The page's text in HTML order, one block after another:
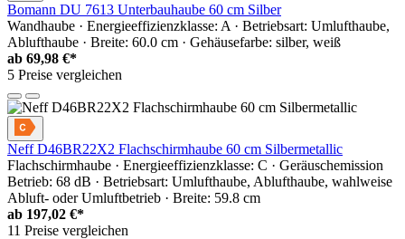
Bomann DU 7613 Unterbauhaube 60 cm Silber
Wandhaube · Energieeffizienzklasse: A · Betriebsart: Umlufthaube,
Ablufthaube · Breite: 60.0 cm · Gehäusefarbe: silber, weiß
ab 69,98 €*
5 Preise vergleichen
Neff D46BR22X2 Flachschirmhaube 60 cm Silbermetallic
Flachschirmhaube · Energieeffizienzklasse: C · Geräuschemission
Betrieb: 68 dB · Betriebsart: Umlufthaube, Ablufthaube, wahlweise
Abluft- oder Umluftbetrieb · Breite: 59.8 cm
ab 197,02 €*
11 Preise vergleichen